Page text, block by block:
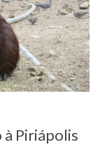
Piriápolis